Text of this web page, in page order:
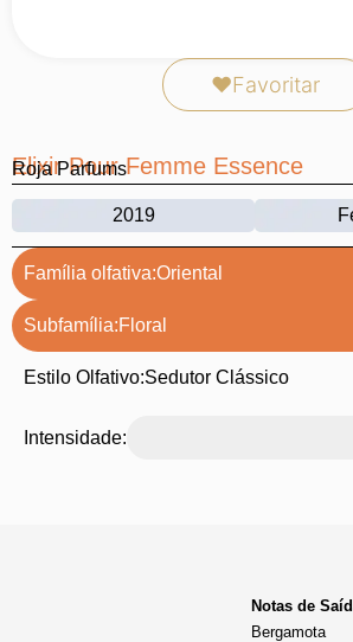
❤Favoritar
Elixir Pour Femme Essence
Roja Parfums
2019
Família olfativa:Oriental
Subfamília:Floral
Estilo Olfativo:Sedutor Clássico
Intensidade:
Notas de
Bergamota